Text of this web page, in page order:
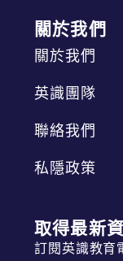
關於我們
關於我們
英識團隊
聯絡我們
私隱政策
取得最新
訂閱英識教育